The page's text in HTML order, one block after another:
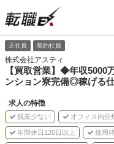
正社員 契約社員
株式会社アスティ
【買取営業】◆年収
ンション寮完備◎稼げる
求人の特徴
残業少ない オフィス内分
年間休日120日以上 採用